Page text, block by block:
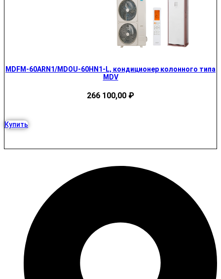
MDFM-60ARN1/MDOU-60HN1-L, кондиционер колонного типа
MDV
266 100,00 ₽
Купить